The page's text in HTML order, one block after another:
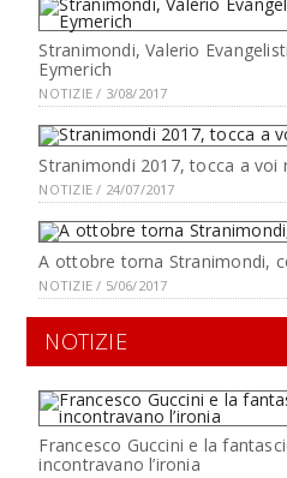
Stranimondi, Valerio
Eymerich
NOTIZIE / 3/08/2017
Stranimondi 2017, tocca a voi
NOTIZIE / 24/07/2017
A ottobre torna Stranimondi,
NOTIZIE / 5/06/2017
NOTIZIE
Francesco Guccini e la
incontravano l’ironia